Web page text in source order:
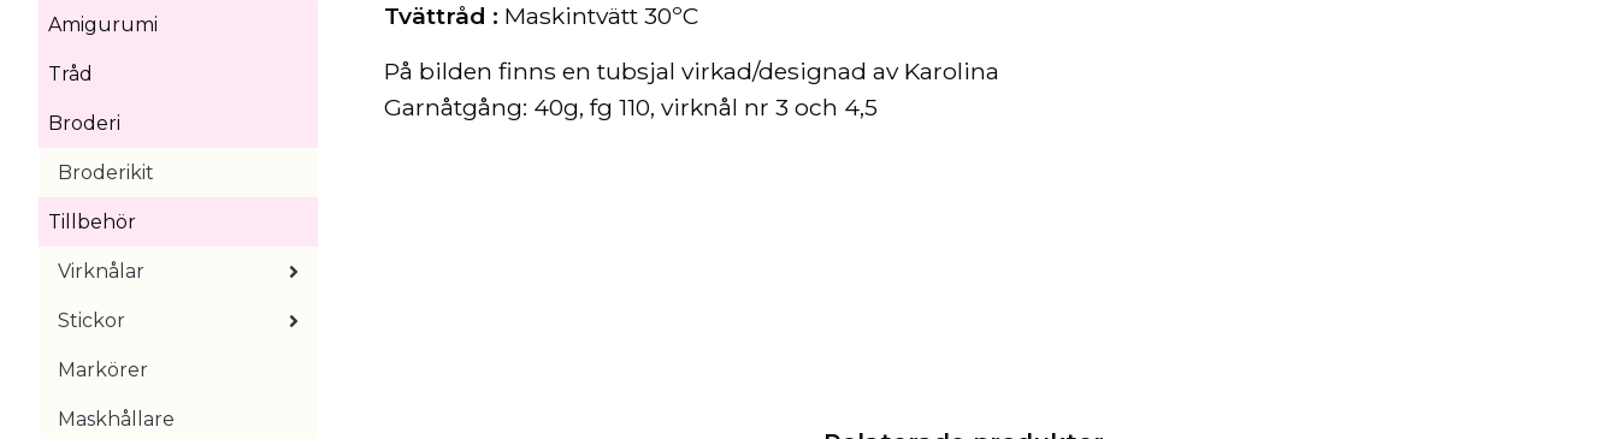
Amigurumi
Tråd
Broderi
Broderikit
Tillbehör
Virknålar
Stickor
Markörer
Maskhållare
Tvättråd : Maskintvätt 30ºC
På bilden finns en tubsjal virkad/designad av Karolina
Garnåtgång: 40g, fg 110, virknål nr 3 och 4,5